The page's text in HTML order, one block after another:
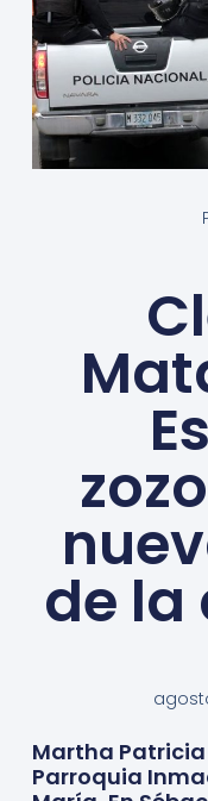
de
Martha Patricia
Parroquia